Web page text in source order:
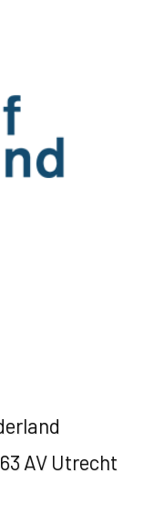
AV Utrecht